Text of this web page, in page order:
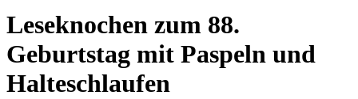
Leseknochen zum 88.
Geburtstag mit Paspeln und
Halteschlaufen